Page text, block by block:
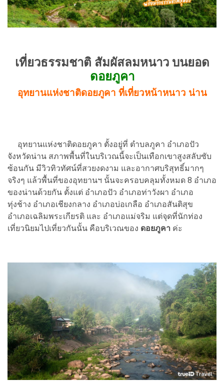
เที่ยวธรรมชาติ สัมผัสลมหนาว บนยอด
ดอยภูคา
อุทยานแห่งชาติดอยภูคา ที่เที่ยวหน้าหนาว น่าน
อุทยานแห่งชาติดอยภูคา ตั้งอยู่ที่ ตำบลภูคา อำเภอปัว
จังหวัดน่าน สภาพพื้นที่ในบริเวณนี้จะเป็นเทือกเขาสูงสลับซับ
ซ้อนกัน มีวิวทิวทัศน์ที่สวยงดงาม และอากาศบริสุทธิ์มากๆ
จริงๆ แล้วพื้นที่ของอุทยานฯ นั้นจะครอบคลุมทั้งหมด 8 อำเภอ
ของน่านด้วยกัน ตั้งแต่ อำเภอปัว อำเภอท่าวังผา อำเภอ
ทุ่งช้าง อำเภอเชียงกลาง อำเภอบ่อเกลือ อำเภอสันติสุข
อำเภอเฉลิมพระเกียรติ และ อำเภอแม่จริม แต่จุดที่นักท่อง
เที่ยวนิยมไปเที่ยวกันนั้น คือบริเวณของ ดอยภูคา ค่ะ